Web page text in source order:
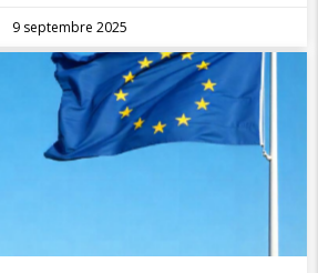
9 septembre 2025